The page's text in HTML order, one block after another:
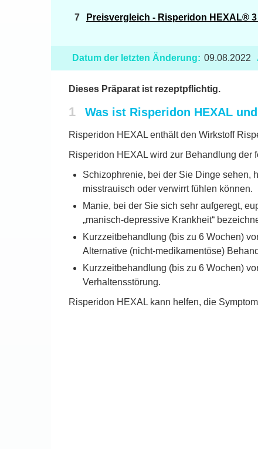
Preisvergleich - Risperidon HEXAL®
Datum der letzten Änderung: 09.08.2022
Dieses Präparat ist rezeptpflichtig.
1 Was ist Risperidon HEXAL
Risperidon HEXAL enthält den Wirkstoff
Risperidon HEXAL wird zur Behandlung der
Schizophrenie, bei der Sie Dinge sehen,
misstrauisch oder verwirrt fühlen können.
Manie, bei der Sie sich sehr aufgeregt,
„manisch-depressive Krankheit“
Kurzzeitbehandlung (bis zu 6 Wochen)
Alternative (nicht-medikamentöse)
Kurzzeitbehandlung (bis zu 6 Wochen)
Verhaltensstörung.
Risperidon HEXAL kann helfen, die